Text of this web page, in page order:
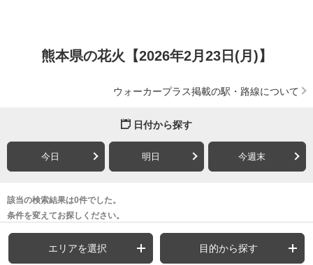
熊本県の花火【2026年2月23日(月)】
ウォーカープラス掲載の駅・路線について
日付から探す
今日 明日 今週末
該当の検索結果は0件でした。
条件を変えてお探しください。
エリアを選択 目的から探す